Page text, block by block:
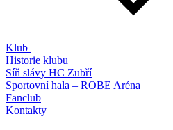
Klub
Historie klubu
Síň slávy HC Zubří
Sportovní hala – ROBE Aréna
Fanclub
Kontakty